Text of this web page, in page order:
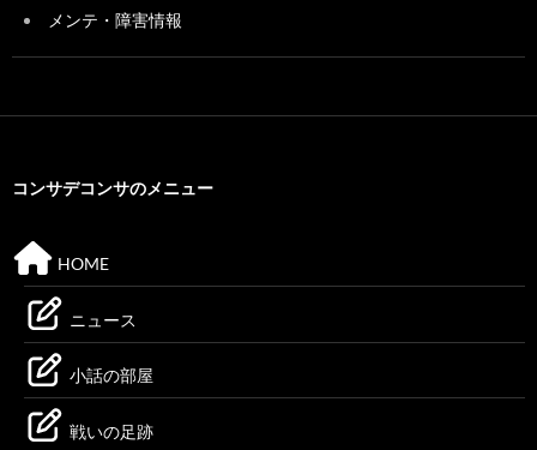
メンテ・障害情報
コンサデコンサのメニュー
HOME
ニュース
小話の部屋
戦いの足跡